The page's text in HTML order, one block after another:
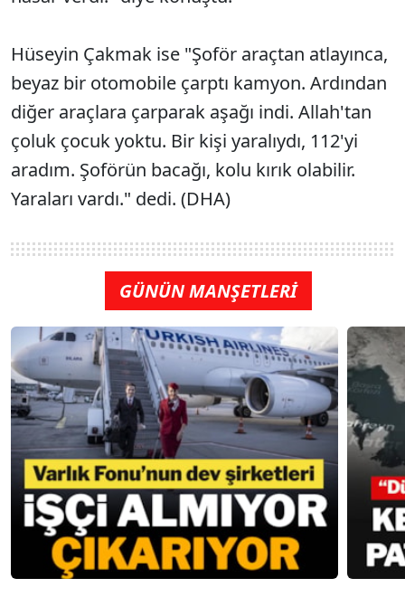
Hüseyin Çakmak ise "Şoför araçtan atlayınca,
beyaz bir otomobile çarptı kamyon. Ardından
diğer araçlara çarparak aşağı indi. Allah'tan
çoluk çocuk yoktu. Bir kişi yaralıydı, 112'yi
aradım. Şoförün bacağı, kolu kırık olabilir.
Yaraları vardı." dedi. (DHA)
GÜNÜN MANŞETLERİ